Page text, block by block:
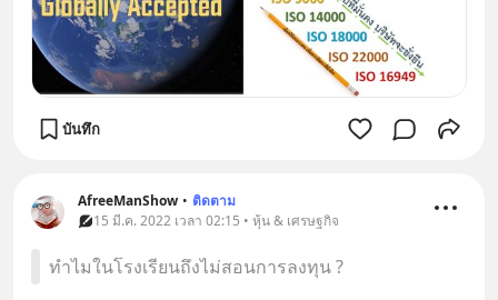
บันทึก
AfreeManShow • ติดตาม
15 มี.ค. 2022 เวลา 02:15 • หุ้น & เศรษฐกิจ
ทำไมในโรงเรียนถึงไม่สอนการลงทุน ?